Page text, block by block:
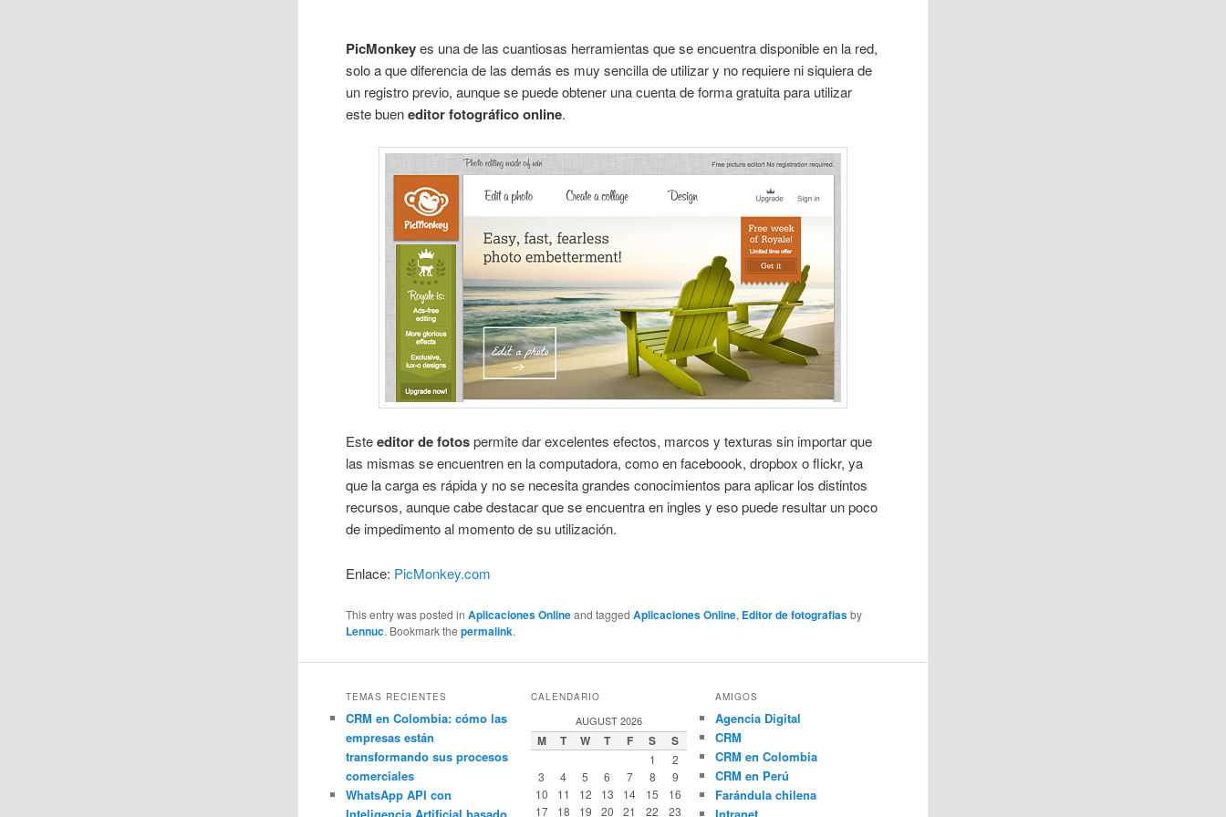
PicMonkeyes una de las cuantiosas herramientas que se encuentra disponible en la red,
solo a que diferencia de las demás es muy sencilla de utilizar y no requiere ni siquiera de
un registro previo, aunque se puede obtener una cuenta de forma gratuita para utilizar
este bueneditor fotográfico online.
Esteeditor de fotospermite dar excelentes efectos, marcos y texturas sin importar que
las mismas se encuentren en la computadora, como en faceboook, dropbox o flickr, ya
que la carga es rápida y no se necesita grandes conocimientos para aplicar los distintos
recursos, aunque cabe destacar que se encuentra en ingles y eso puede resultar un poco
de impedimento al momento de su utilización.
Enlace: PicMonkey.com
This entry was posted inAplicaciones Onlineand taggedAplicaciones Online, Editor de fotografiasby
Lennuc. Bookmark thepermalink.
TEMAS RECIENTES
CRM en Colombia: cómo las
empresas están
transformando sus procesos
comerciales
WhatsApp API con
CALENDARIO
AUGUST 2026
M T W T F S S
1
2
3
4 5 6 7 8
9
10
11 12 13 14 15
16
17
18 19 20 21 22 23
AMIGOS
Agencia Digital
CRM
CRM en Colombia
CRM en Perú
Farándula chilena